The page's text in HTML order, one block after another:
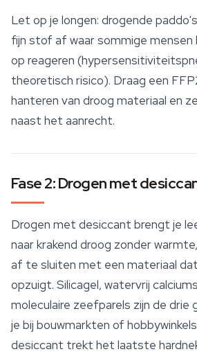
Let op je longen: drogende
fijn stof af waar sommige mensen
op reageren
theoretisch risico). Draag een
hanteren van droog materiaal en
naast het aanrecht.
Fase 2: Drogen met
Drogen met desiccant brengt je
naar krakend droog zonder
af te sluiten met een materiaal
opzuigt. Silicagel, watervrij
moleculaire zeefparels zijn de drie
je bij bouwmarkten of
desiccant trekt het laatste